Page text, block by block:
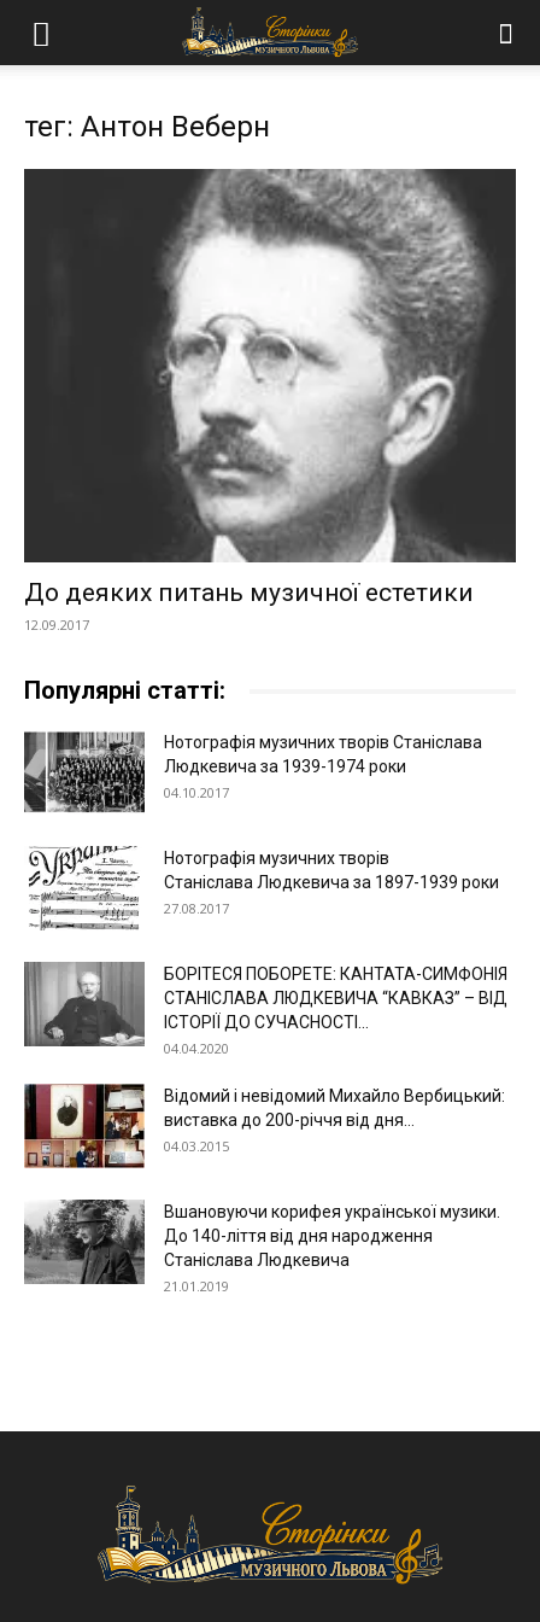
тег: Антон Веберн
До деяких питань музичної естетики
12.09.2017
Популярні статті:
Нотографія музичних творів Станіслава
Людкевича за 1939-1974 роки
04.10.2017
Нотографія музичних творів
Станіслава Людкевича за 1897-1939 роки
27.08.2017
БОРІТЕСЯ ПОБОРЕТЕ: КАНТАТА-СИМФОНІЯ
СТАНІСЛАВА ЛЮДКЕВИЧА “КАВКАЗ” – ВІД
ІСТОРІЇ ДО СУЧАСНОСТІ...
04.04.2020
Відомий і невідомий Михайло Вербицький:
виставка до 200-річчя від дня...
04.03.2015
Вшановуючи корифея української музики.
До 140-ліття від дня народження
Станіслава Людкевича
21.01.2019